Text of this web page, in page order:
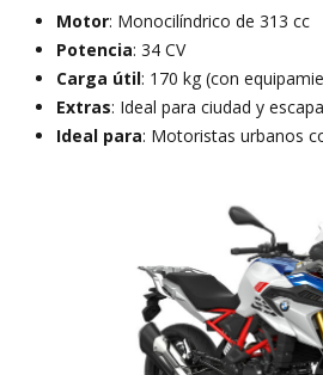
Motor: Monocilíndrico de 313 cc
Potencia: 34 CV
Carga útil: 170 kg (con
Extras: Ideal para ciudad y
Ideal para: Motoristas urbanos